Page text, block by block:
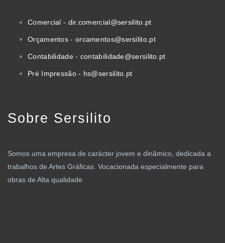
Comercial - dir.comercial@sersilito.pt
Orçamentos - orcamentos@sersilito.pt
Contabilidade - contabilidade@sersilito.pt
Pré Impressão - hs@sersilito.pt
Sobre Sersilito
Somos uma empresa de carácter jovem e dinâmico, dedicada a
trabalhos de Artes Gráficas. Vocacionada especialmente para
obras de Alta qualidade